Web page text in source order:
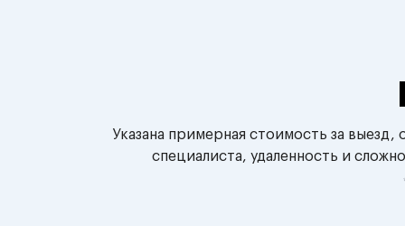
Указана примерная стоимость за
специалиста, удаленность и